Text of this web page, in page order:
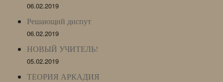
06.02.2019
Решающий диспут
06.02.2019
НОВЫЙ УЧИТЕЛЬ!
05.02.2019
ТЕОРИЯ АРКАДИЯ